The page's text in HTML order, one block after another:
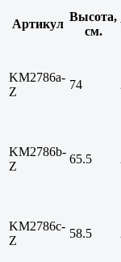
Артикул
Высота,
см.
KM2786a-
Z
74
KM2786b-
Z
65.5
KM2786c-
Z
58.5